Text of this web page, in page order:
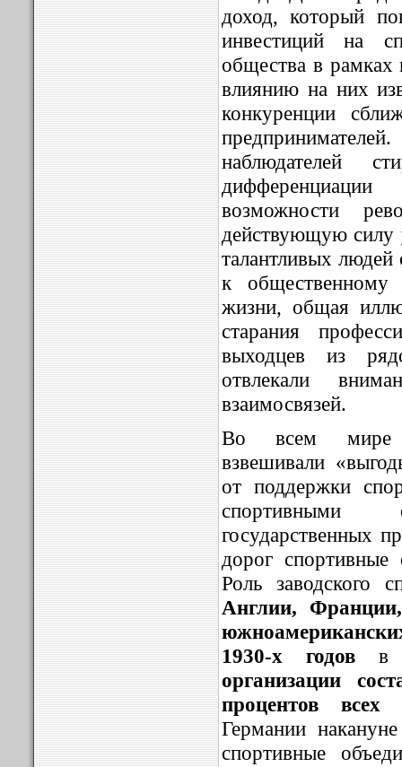
доход, который
инвестиций на
общества в рамках
влиянию на них
конкуренции
предпринимателей.
наблюдателей
возможности
действующую силу
талантливых людей
к
жизни, общая
старания
выходцев из
отвлекали
взаимосвязей.
Во всем мире
взвешивали
от поддержки
спортивными
государственных
дорог
Роль заводского
Англии,
1930-х годов в
организации
процентов
Германии
спортивные